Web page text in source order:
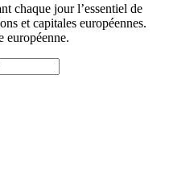
chaque jour l’essentiel de
et capitales européennes.
européenne.